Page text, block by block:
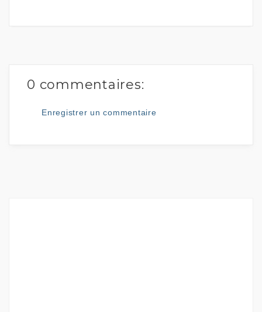
0 commentaires:
Enregistrer un commentaire